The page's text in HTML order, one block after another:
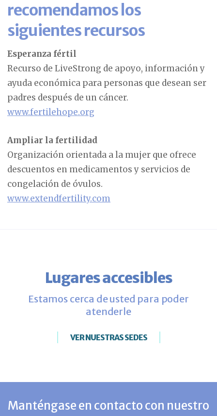
recomendamos los
siguientes recursos
Esperanza fértil
Recurso de LiveStrong de apoyo, información y
ayuda económica para personas que desean ser
padres después de un cáncer.
www.fertilehope.org
Ampliar la fertilidad
Organización orientada a la mujer que ofrece
descuentos en medicamentos y servicios de
congelación de óvulos.
www.extendfertility.com
Lugares accesibles
Estamos cerca de usted para poder
atenderle
VER NUESTRAS SEDES
Manténgase en contacto con nuestro